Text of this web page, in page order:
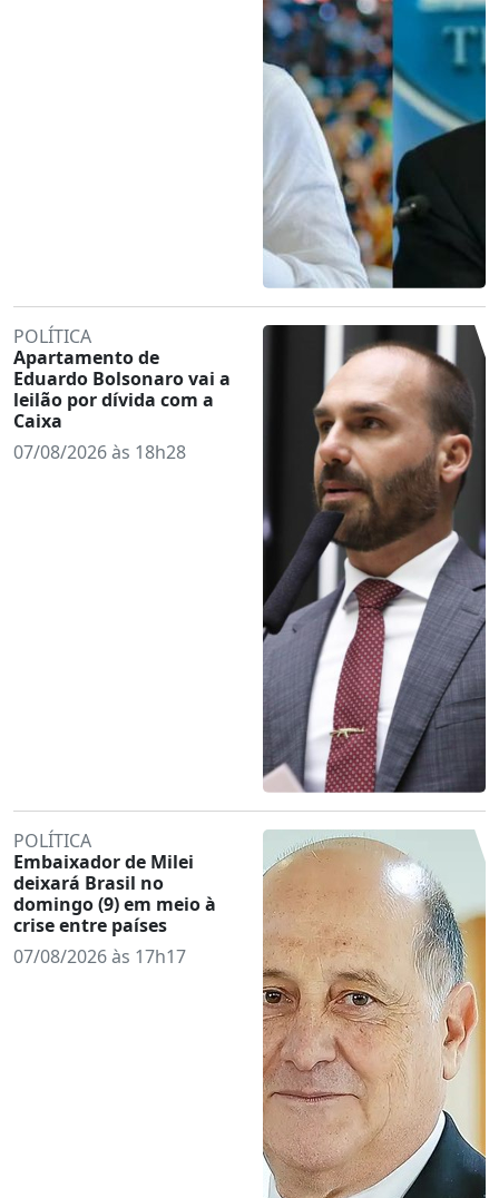
POLÍTICA
Apartamento de
Eduardo Bolsonaro vai a
leilão por dívida com a
Caixa
07/08/2026 às 18h28
POLÍTICA
Embaixador de Milei
deixará Brasil no
domingo (9) em meio à
crise entre países
07/08/2026 às 17h17